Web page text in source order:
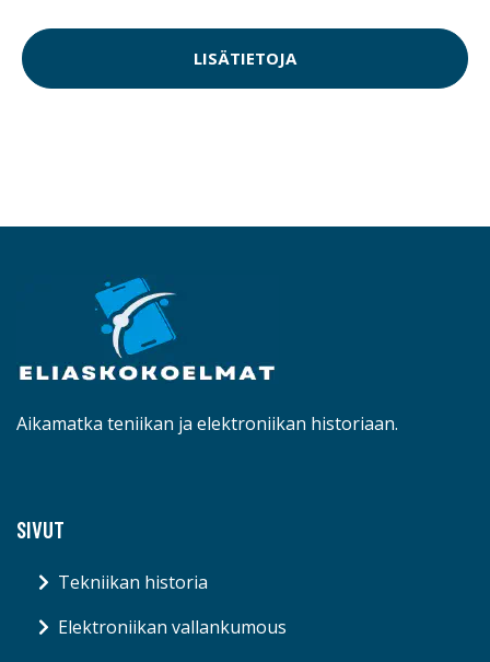
LISÄTIETOJA
Aikamatka teniikan ja elektroniikan historiaan.
SIVUT
Tekniikan historia
Elektroniikan vallankumous